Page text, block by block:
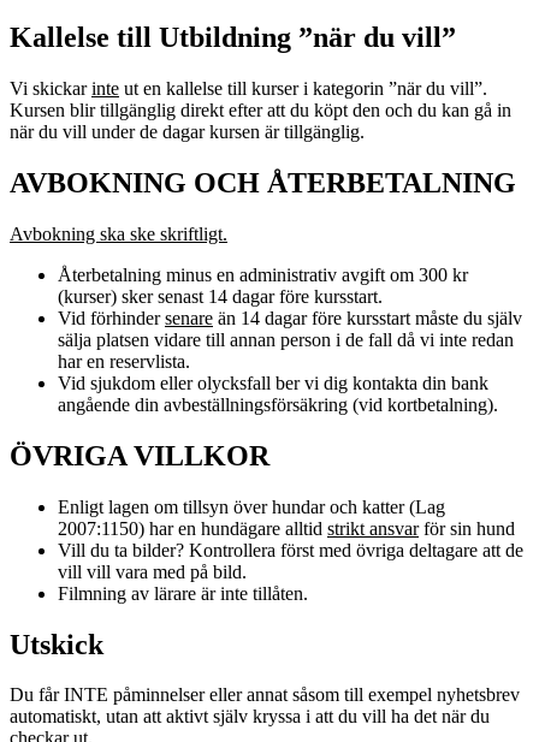
Kallelse till Utbildning ”när du vill”
Vi skickarinte ut en kallelse till kurser i kategorin ”när du vill”.
Kursen blir tillgänglig direkt efter att du köpt den och du kan gå in
när du vill under de dagar kursen är tillgänglig.
AVBOKNING OCH ÅTERBETALNING
Avbokning ska ske skriftligt.
Återbetalning minus en administrativ avgift om 300 kr
(kurser) sker senast 14 dagar före kursstart.
Vid förhindersenare än 14 dagar före kursstart måste du själv
sälja platsen vidare till annan person i de fall då vi inte redan
har en reservlista.
Vid sjukdom eller olycksfall ber vi dig kontakta din bank
angående din avbeställningsförsäkring (vid kortbetalning).
ÖVRIGA VILLKOR
Enligt lagen om tillsyn över hundar och katter (Lag
2007:1150) har en hundägare alltid strikt ansvarför sin hund
Vill du ta bilder? Kontrollera först med övriga deltagare att de
vill vill vara med på bild.
Filmning av lärare är inte tillåten.
Utskick
Du får INTE påminnelser eller annat såsom till exempel nyhetsbrev
automatiskt, utan att aktivt själv kryssa i att du vill ha det när du